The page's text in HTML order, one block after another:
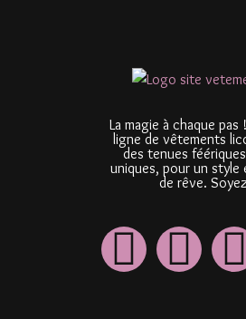
La magie à chaque
ligne de vêtements
des tenues
uniques, pour un style
de rêve.